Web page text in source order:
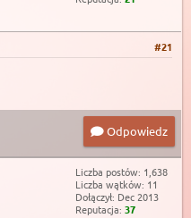
#21
Odpowiedz
Liczba postów: 1,638
Liczba wątków: 11
Dołączył: Dec 2013
Reputacja: 37